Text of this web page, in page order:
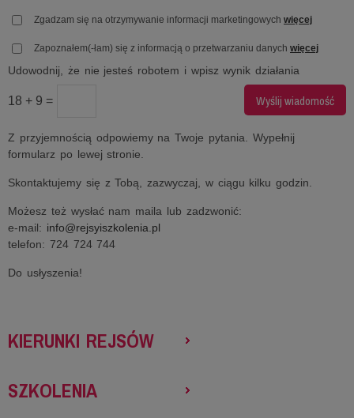
Zgadzam się na otrzymywanie informacji marketingowych więcej
Zapoznałem(-łam) się z informacją o przetwarzaniu danych więcej
Udowodnij, że nie jesteś robotem i wpisz wynik działania
18 + 9 =
Z przyjemnością odpowiemy na Twoje pytania. Wypełnij
formularz po lewej stronie.
Skontaktujemy się z Tobą, zazwyczaj, w ciągu kilku godzin.
Możesz też wysłać nam maila lub zadzwonić:
e-mail: info@rejsyiszkolenia.pl
telefon: 724 724 744
Do usłyszenia!
KIERUNKI REJSÓW
SZKOLENIA